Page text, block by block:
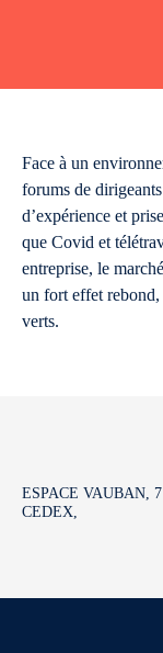
Face à un
forums de
d’expérience et
que Covid et
entreprise, le
un fort effet rebond,
verts.
ESPACE VAUBAN,
CEDEX,